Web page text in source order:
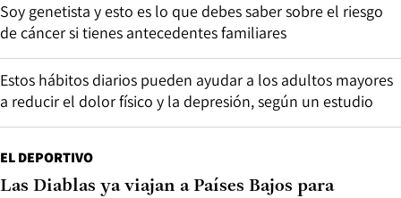
Soy genetista y esto es lo que debes saber sobre el riesgo
de cáncer si tienes antecedentes familiares
Estos hábitos diarios pueden ayudar a los adultos mayores
a reducir el dolor físico y la depresión, según un estudio
EL DEPORTIVO
Las Diablas ya viajan a Países Bajos para